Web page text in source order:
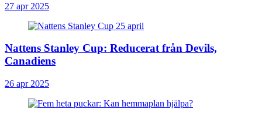
27 apr 2025
Nattens Stanley Cup: Reducerat från Devils,
Canadiens
26 apr 2025